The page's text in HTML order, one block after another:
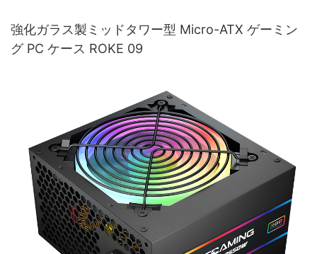
強化ガラス製ミッドタワー型 Micro-ATX ゲーミン
グ PC ケース ROKE 09